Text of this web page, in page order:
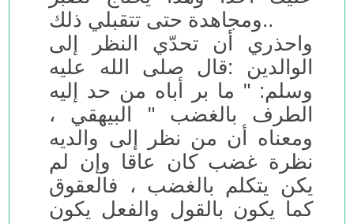
ومجاهدة حتى تتقبلي ذلك..
واحذري أن تحدّي النظر إلى
الوالدين :قال صلى الله عليه
وسلم: " ما بر أباه من حد إليه
الطرف بالغضب " البيهقي ،
ومعناه أن من نظر إلى والديه
نظرة غضب كان عاقا وإن لم
يكن يتكلم بالغضب ، فالعقوق
كما يكون بالقول والفعل يكون